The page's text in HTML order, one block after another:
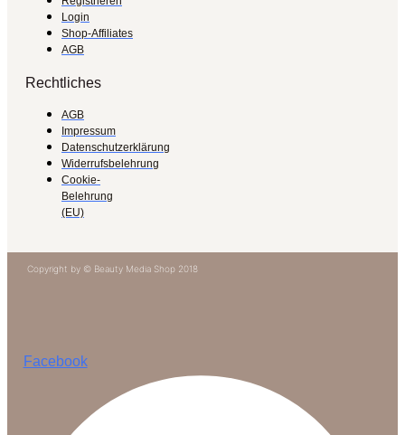
Login
Shop-Affiliates
AGB
Rechtliches
AGB
Impressum
Datenschutzerklärung
Widerrufsbelehrung
Cookie-
Belehrung
(EU)
Copyright by © Beauty Media Shop 2018
Facebook